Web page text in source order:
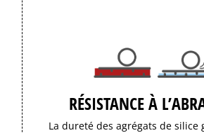
RÉSISTANCE À
La dureté des agrégats de silice